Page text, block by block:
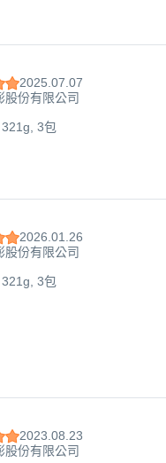
2025.07.07
股份有限公司
3包
2026.01.26
股份有限公司
3包
2023.08.23
股份有限公司